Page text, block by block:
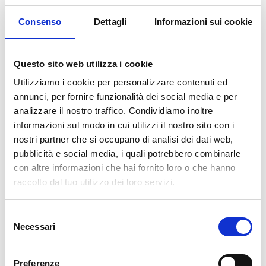
Consenso Dettagli Informazioni sui cookie
Questo sito web utilizza i cookie
Utilizziamo i cookie per personalizzare contenuti ed
annunci, per fornire funzionalità dei social media e per
analizzare il nostro traffico. Condividiamo inoltre
informazioni sul modo in cui utilizzi il nostro sito con i
nostri partner che si occupano di analisi dei dati web,
pubblicità e social media, i quali potrebbero combinarle
con altre informazioni che hai fornito loro o che hanno
raccolto dal tuo utilizzo dei loro servizi.
delNecessari
Preferenze
Descrizione
La nostra carta da parati Italiana è il frutto di anni di esperienza e
nostra carta da parati esclusivamente in Italia per garantirne
sempre la massima qualità. Questa carta personalizzabile nello
style e nei colori GRATUITAMENTE dai nostri designer e adatta ad
Viene stampata in altissima risoluzione e non contiene solventi o